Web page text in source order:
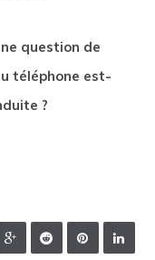
question de
téléphone est-
?